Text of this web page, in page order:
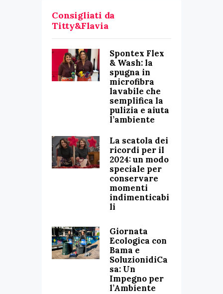
Consigliati da
Titty&Flavia
Spontex Flex
& Wash: la
spugna in
microfibra
lavabile che
semplifica la
pulizia e aiuta
l’ambiente
La scatola dei
ricordi per il
2024: un modo
speciale per
conservare
momenti
indimenticabi
li
Giornata
Ecologica con
Bama e
SoluzionidiCa
sa: Un
Impegno per
l’Ambiente